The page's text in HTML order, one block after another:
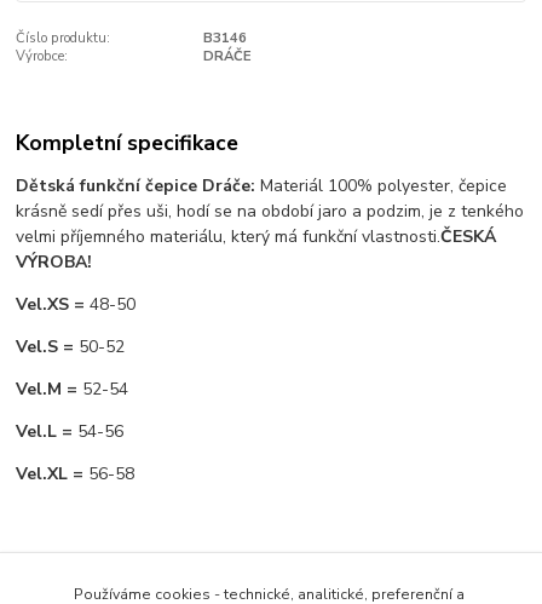
Číslo produktu:
B3146
Výrobce:
DRÁČE
Kompletní specifikace
Dětská funkční čepice Dráče: Materiál 100% polyester, čepice
krásně sedí přes uši, hodí se na období jaro a podzim, je z tenkého
velmi příjemného materiálu, který má funkční vlastnosti.ČESKÁ
VÝROBA!
Vel.XS =48-50
Vel.S = 50-52
Vel.M = 52-54
Vel.L = 54-56
Vel.XL = 56-58
Používáme cookies - technické, analitické, preferenční a